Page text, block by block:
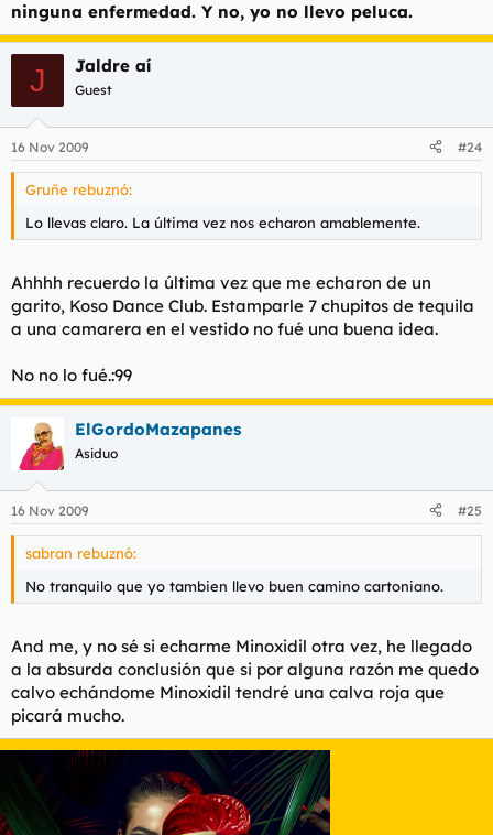
ninguna enfermedad. Y no, yo no llevo peluca.
J Jaldre aí
Guest
16 Nov 2009 #24
Gruñe rebuznó:
Lo llevas claro. La última vez nos echaron amablemente.
Ahhhh recuerdo la última vez que me echaron de un
garito, Koso Dance Club. Estamparle 7 chupitos de tequila
a una camarera en el vestido no fué una buena idea.
No no lo fué.:99
ElGordoMazapanes
Asiduo
16 Nov 2009 #25
sabran rebuznó:
No tranquilo que yo tambien llevo buen camino cartoniano.
And me, y no sé si echarme Minoxidil otra vez, he llegado
a la absurda conclusión que si por alguna razón me quedo
calvo echándome Minoxidil tendré una calva roja que
picará mucho.